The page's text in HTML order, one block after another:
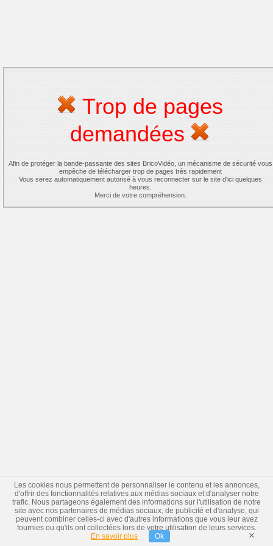
Trop de pages
demandées
Afin de protéger la bande-passante des sites BricoVidéo, un mécanisme de sécurité vous
empêche de télécharger trop de pages très rapidement
Vous serez automatiquement autorisé à vous reconnecter sur le site d'ici quelques
heures.
Merci de votre compréhension.
Les cookies nous permettent de personnaliser le contenu et les annonces,
d'offrir des fonctionnalités relatives aux médias sociaux et d'analyser notre
trafic. Nous partageons également des informations sur l'utilisation de notre
site avec nos partenaires de médias sociaux, de publicité et d'analyse, qui
peuvent combiner celles-ci avec d'autres informations que vous leur avez
fournies ou qu'ils ont collectées lors de votre utilisation de leurs services.
En savoir plus
Ok ×